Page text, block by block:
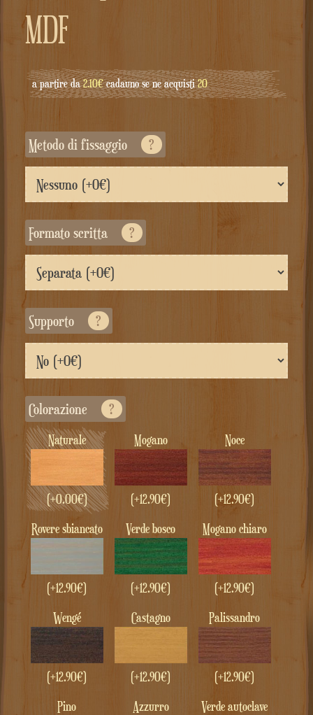
MDF
a partire da2.10€cadauno se ne acquisti20
Metodo di fissaggio ?
Formato scritta ?
Supporto ?
Colorazione ?
Naturale
(+0.00€)
Mogano
(+12.90€)
Noce
(+12.90€)
Rovere sbiancato
(+12.90€)
Verde bosco
(+12.90€)
Mogano chiaro
(+12.90€)
Wengé
(+12.90€)
Castagno
(+12.90€)
Palissandro
(+12.90€)
Pino
Azzurro Verde autoclave